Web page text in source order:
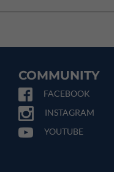
COMMUNITY
FACEBOOK
INSTAGRAM
YOUTUBE